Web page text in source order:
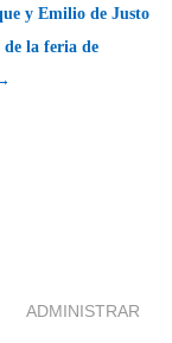
y Emilio de Justo
la feria de
ADMINISTRAR